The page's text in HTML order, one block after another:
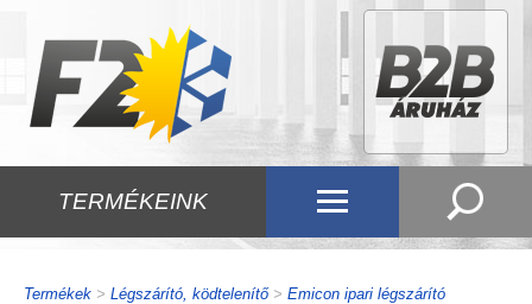
TERMÉKEINK
Termékek > Légszárító, ködtelenítő> Emicon ipari légszárító